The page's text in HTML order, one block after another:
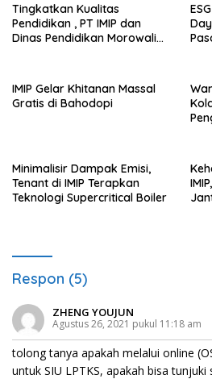
Tingkatkan Kualitas
Pendidikan , PT IMIP dan
Dinas Pendidikan Morowali
di Bahodopi
IMIP Gelar Khitanan Massal
Gratis di Bahodopi
Minimalisir Dampak Emisi,
Tenant di IMIP Terapkan
Teknologi Supercritical Boiler
Respon (5)
ZHENG YOUJUN
Agustus 26, 2021 pukul 11:18 am
tolong tanya apakah melalui online
untuk SIU LPTKS, apakah bisa tunjuki